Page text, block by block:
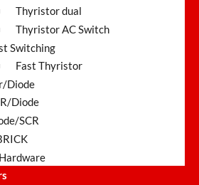
Thyristor dual
Thyristor AC Switch
Switching
Fast Thyristor
Diode
Diode
SCR